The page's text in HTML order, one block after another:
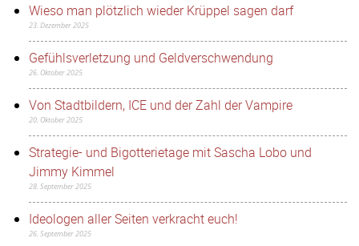
Wieso man plötzlich wieder Krüppel sagen darf
23. Dezember 2025
Gefühlsverletzung und Geldverschwendung
26. Oktober 2025
Von Stadtbildern, ICE und der Zahl der Vampire
20. Oktober 2025
Strategie- und Bigotterietage mit Sascha Lobo und
Jimmy Kimmel
28. September 2025
Ideologen aller Seiten verkracht euch!
26. September 2025